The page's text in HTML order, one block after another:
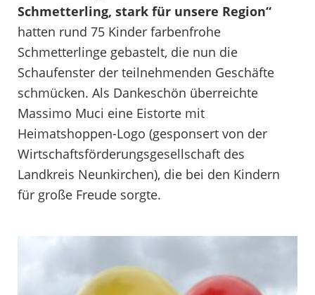
Schmetterling, stark für unsere Region“
hatten rund 75 Kinder farbenfrohe
Schmetterlinge gebastelt, die nun die
Schaufenster der teilnehmenden Geschäfte
schmücken. Als Dankeschön überreichte
Massimo Muci eine Eistorte mit
Heimatshoppen-Logo (gesponsert von der
Wirtschaftsförderungsgesellschaft des
Landkreis Neunkirchen), die bei den Kindern
für große Freude sorgte.